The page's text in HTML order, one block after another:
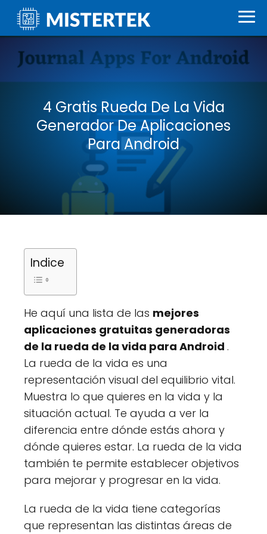
4 Gratis Rueda De La Vida
Generador De Aplicaciones
Para Android
Indice
He aquí una lista de las mejores
aplicaciones gratuitas generadoras
de la rueda de la vida para Android .
La rueda de la vida es una
representación visual del equilibrio vital.
Muestra lo que quieres en la vida y la
situación actual. Te ayuda a ver la
diferencia entre dónde estás ahora y
dónde quieres estar. La rueda de la vida
también te permite establecer objetivos
para mejorar y progresar en la vida.
La rueda de la vida tiene categorías
que representan las distintas áreas de